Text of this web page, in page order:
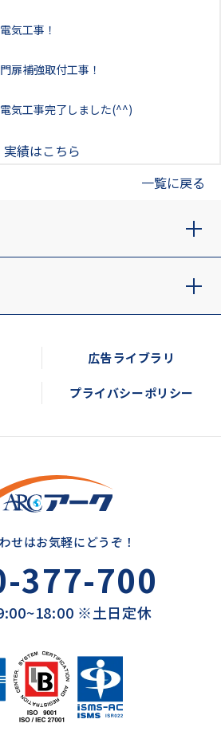
気工事！
扉補強取付工事！
電気工事完了しました(^^)
実績はこちら
一覧に戻る
広告ライブラリ
プライバシーポリシー
せはお気軽にどうぞ！
377-700
※土日定休